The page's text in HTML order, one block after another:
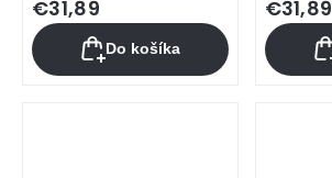
€31,89
Do košíka
€31,89